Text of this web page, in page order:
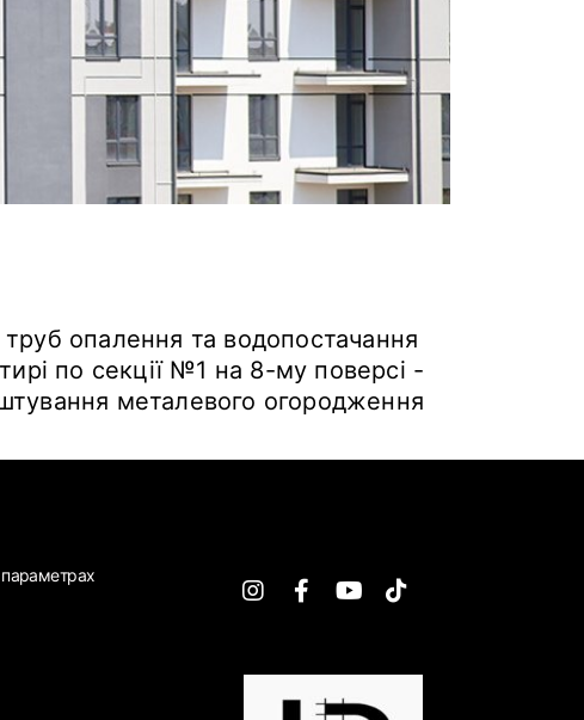
опалення та водопостачання
по секції №1 на 8-му поверсі -
металевого огородження
параметрах